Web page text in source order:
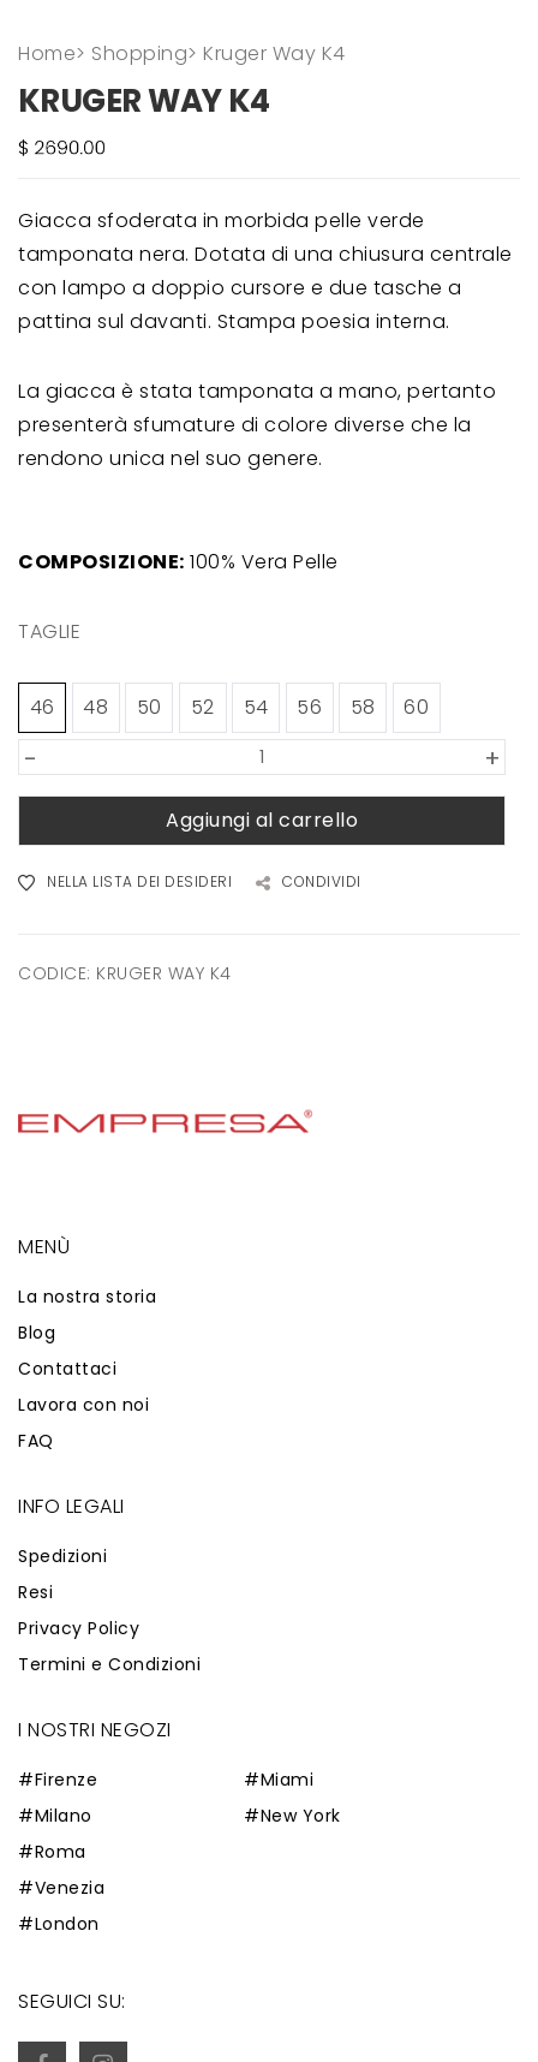
Home> Shopping> Kruger Way K4
KRUGER WAY K4
Giacca sfoderata in morbida pelle verde
tamponata nera. Dotata di una chiusura centrale
con lampo a doppio cursore e due tasche a
pattina sul davanti. Stampa poesia interna.
La giacca è stata tamponata a mano, pertanto
presenterà sfumature di colore diverse che la
rendono unica nel suo genere.
COMPOSIZIONE: 100% Vera Pelle
TAGLIE
46 48 50 52 54 56 58 60
+
-
Aggiungi al carrello
NELLA LISTA DEI DESIDERI CONDIVIDI
CODICE: KRUGER WAY K4
MENÙ
La nostra storia
Blog
Contattaci
Lavora con noi
FAQ
INFO LEGALI
Spedizioni
Resi
Privacy Policy
Termini e Condizioni
I NOSTRI NEGOZI
#Firenze
#Milano
#Roma
#Venezia
#London
#Miami
#New York
SEGUICI SU: